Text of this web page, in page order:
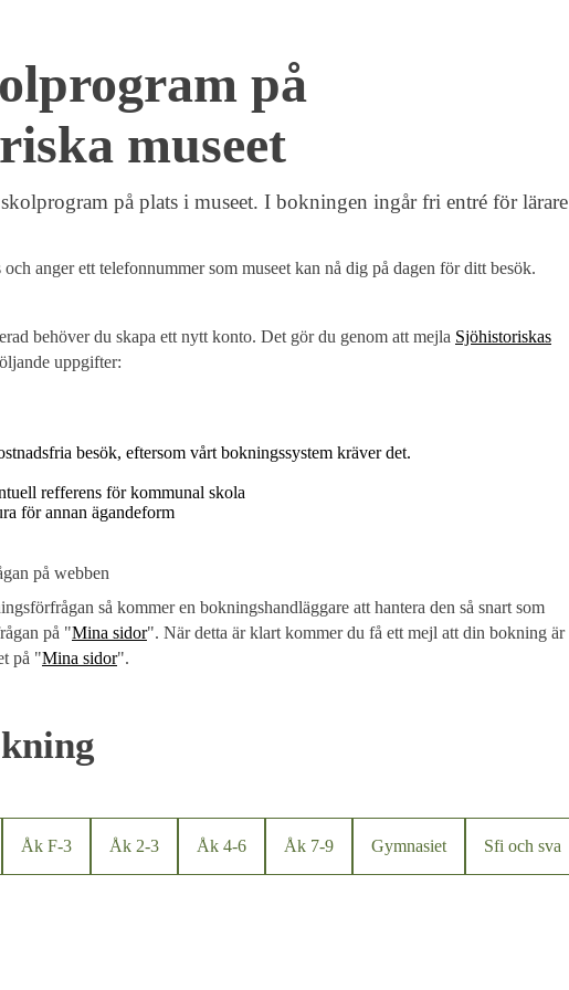
på
museet
på plats i museet. I bokningen ingår fri entré för lärare
anger ett telefonnummer som museet kan nå dig på dagen för ditt besök.
behöver du skapa ett nytt konto. Det gör du genom att mejla Sjöhistoriskas
uppgifter:
besök, eftersom vårt bokningssystem kräver det.
refferens för kommunal skola
för annan ägandeform
på webben
så kommer en bokningshandläggare att hantera den så snart som
på "Mina sidor". När detta är klart kommer du få ett mejl att din bokning är
på "Mina sidor".
Åk F-3 Åk 2-3 Åk 4-6 Åk 7-9 Gymnasiet Sfi och sva